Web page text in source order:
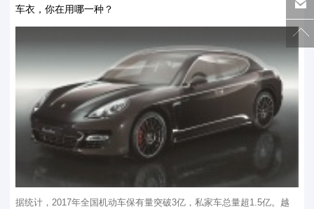
车衣，你在用哪一种？
据统计，2017年全国机动车保有量突破3亿，私家车总量超1.5亿。越